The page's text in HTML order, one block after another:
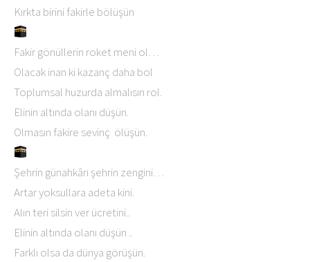
Kırkta birini fakirle bölüşün
Fakir gönüllerin roket meni ol…
Olacak inan ki kazanç daha bol
Toplumsal huzurda almalısın rol.
Elinin altında olanı düşün.
Olmasın fakire sevinç ölüşün.
Şehrin günahkârı şehrin zengini…
Artar yoksullara adeta kini.
Alın teri silsin ver ücretini..
Elinin altında olanı düşün ..
Farklı olsa da dünya görüşün.